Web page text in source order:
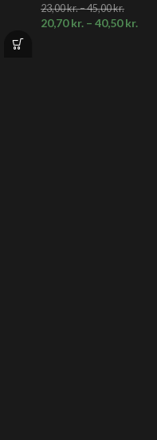
23,00kr.–45,00kr.
20,70kr. – 40,50kr.